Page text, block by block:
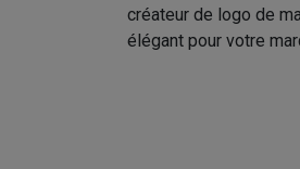
créateur de logo de
élégant pour votre